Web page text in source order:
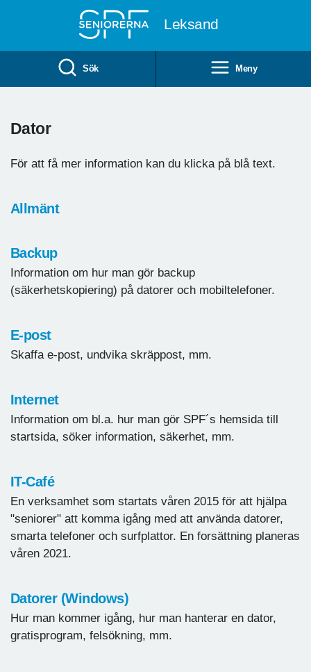
Leksand
Sök Meny
Dator
För att få mer information kan du klicka på blå text.
Allmänt
Backup
Information om hur man gör backup
(säkerhetskopiering) på datorer och mobiltelefoner.
E-post
Skaffa e-post, undvika skräppost, mm.
Internet
Information om bl.a. hur man gör SPF´s hemsida till
startsida, söker information, säkerhet, mm.
IT-Café
En verksamhet som startats våren 2015 för att hjälpa
"seniorer" att komma igång med att använda datorer,
smarta telefoner och surfplattor. En forsättning planeras
våren 2021.
Datorer (Windows)
Hur man kommer igång, hur man hanterar en dator,
gratisprogram, felsökning, mm.